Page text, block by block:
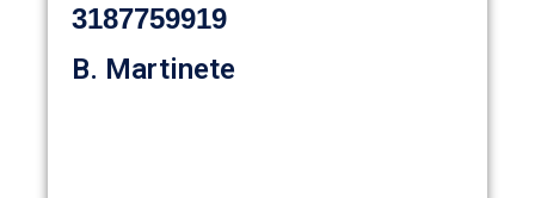
3187759919
B. Martinete